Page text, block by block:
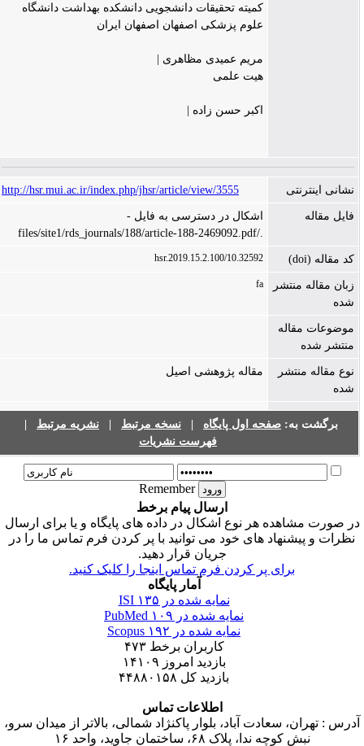
کمیته تحقیقات دانشجویی دانشکده بهداشت دانشگاه
علوم پزشکی اصفهان اصفهان ایران
مریم عمیدی مظاهری |
هیت علمی
اکبر حسن زاده |
نشانی اینترنتی http://hsr.mui.ac.ir/index.php/jhsr/article/view/3555
فایل مقاله
اشکال در دسترسی به فایل -
کد مقاله (doi) 10.32592/hsr.2019.15.2.100
زبان مقاله منتشر
شده
موضوعات مقاله
منتشر شده
نوع مقاله منتشر
شده
مقاله پژوهشی اصیل
برگشت به:صفحه اول پایگاه| نسخه مرتبط| نشریه مرتبط|
فهرست نشریات
Remember
ارسال پیام برخط
صورت مشاهده هر نوع اشکال در داده های پایگاه و یا برای ارسال
نظرات و پیشنهاد های خود می توانید با پر کردن فرم تماس ما را در
جریان قرار دهید.
برای پر کردن فرم تماس اینجا را کلیک کنید.
آمار پایگاه
نمایه شده در ISI۱۳۵
نمایه شده در PubMed۱۰۹
نمایه شده در Scopus۱۹۲
کاربران برخط۴۷۳
بازدید امروز۱۴۱۰۹
بازدید کل ۴۴۸۸۰۱۵۸
اطلاعات تماس
: تهران، سعادت آباد، بلوار پاکنژاد شمالی، بالاتر از میدان سرو،
نبش کوچه ندا، پلاک ۶۸، ساختمان جاوید، واحد ۱۶